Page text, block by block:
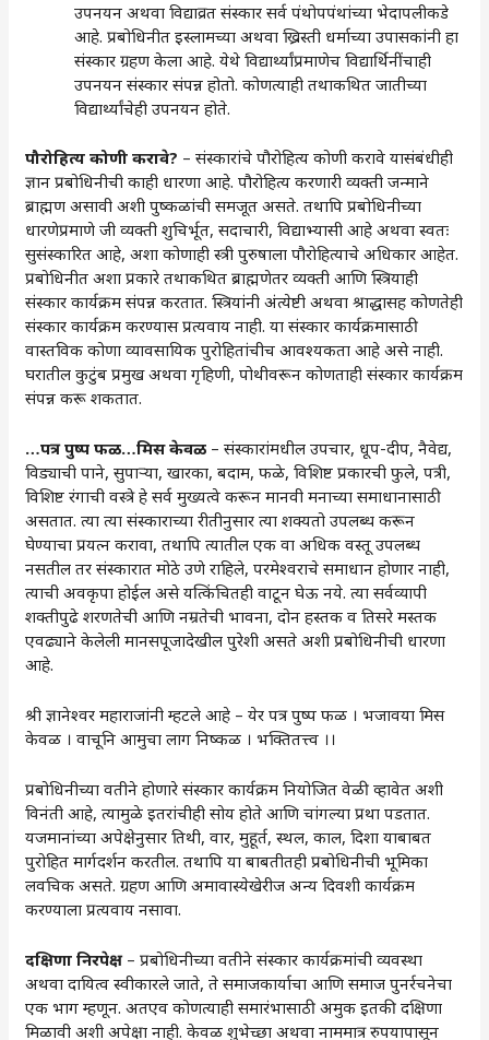
उपनयन अथवा विद्याव्रत संस्कार सर्व पंथोपपंथांच्या भेदापलीकडे
आहे. प्रबोधिनीत इस्लामच्या अथवा ख्रिस्ती धर्माच्या उपासकांनी हा
संस्कार ग्रहण केला आहे. येथे विद्यार्थ्यांप्रमाणेच विद्यार्थिनींचाही
उपनयन संस्कार संपन्न होतो. कोणत्याही तथाकथित जातीच्या
विद्यार्थ्यांचेही उपनयन होते.
पौरोहित्य कोणी करावे? – संस्कारांचे पौरोहित्य कोणी करावे यासंबंधीही
ज्ञान प्रबोधिनीची काही धारणा आहे. पौरोहित्य करणारी व्यक्ती जन्माने
ब्राह्मण असावी अशी पुष्कळांची समजूत असते. तथापि प्रबोधिनीच्या
धारणेप्रमाणे जी व्यक्ती शुचिर्भूत, सदाचारी, विद्याभ्यासी आहे अथवा स्वतः
सुसंस्कारित आहे, अशा कोणाही स्त्री पुरुषाला पौरोहित्याचे अधिकार आहेत.
प्रबोधिनीत अशा प्रकारे तथाकथित ब्राह्मणेतर व्यक्ती आणि स्त्रियाही
संस्कार कार्यक्रम संपन्न करतात. स्त्रियांनी अंत्येष्टी अथवा श्राद्धासह कोणतेही
संस्कार कार्यक्रम करण्यास प्रत्यवाय नाही. या संस्कार कार्यक्रमासाठी
वास्तविक कोणा व्यावसायिक पुरोहितांचीच आवश्यकता आहे असे नाही.
घरातील कुटुंब प्रमुख अथवा गृहिणी, पोथीवरून कोणताही संस्कार कार्यक्रम
संपन्न करू शकतात.
…पत्र पुष्प फळ…मिस केवळ – संस्कारांमधील उपचार, धूप-दीप, नैवेद्य,
विड्याची पाने, सुपाऱ्या, खारका, बदाम, फळे, विशिष्ट प्रकारची फुले, पत्री,
विशिष्ट रंगाची वस्त्रे हे सर्व मुख्यत्वे करून मानवी मनाच्या समाधानासाठी
असतात. त्या त्या संस्काराच्या रीतीनुसार त्या शक्यतो उपलब्ध करून
घेण्याचा प्रयत्न करावा, तथापि त्यातील एक वा अधिक वस्तू उपलब्ध
नसतील तर संस्कारात मोठे उणे राहिले, परमेश्वराचे समाधान होणार नाही,
त्याची अवकृपा होईल असे यत्किंचितही वाटून घेऊ नये. त्या सर्वव्यापी
शक्तीपुढे शरणतेची आणि नम्रतेची भावना, दोन हस्तक व तिसरे मस्तक
एवढ्याने केलेली मानसपूजादेखील पुरेशी असते अशी प्रबोधिनीची धारणा
आहे.
श्री ज्ञानेश्वर महाराजांनी म्हटले आहे – येर पत्र पुष्प फळ । भजावया मिस
केवळ । वाचूनि आमुचा लाग निष्कळ । भक्तितत्त्व ।।
प्रबोधिनीच्या वतीने होणारे संस्कार कार्यक्रम नियोजित वेळी व्हावेत अशी
विनंती आहे, त्यामुळे इतरांचीही सोय होते आणि चांगल्या प्रथा पडतात.
यजमानांच्या अपेक्षेनुसार तिथी, वार, मुहूर्त, स्थल, काल, दिशा याबाबत
पुरोहित मार्गदर्शन करतील. तथापि या बाबतीतही प्रबोधिनीची भूमिका
लवचिक असते. ग्रहण आणि अमावास्येखेरीज अन्य दिवशी कार्यक्रम
करण्याला प्रत्यवाय नसावा.
दक्षिणा निरपेक्ष– प्रबोधिनीच्या वतीने संस्कार कार्यक्रमांची व्यवस्था
अथवा दायित्व स्वीकारले जाते, ते समाजकार्याचा आणि समाज पुनर्रचनेचा
एक भाग म्हणून. अतएव कोणत्याही समारंभासाठी अमुक इतकी दक्षिणा
मिळावी अशी अपेक्षा नाही. केवळ शुभेच्छा अथवा नाममात्र रुपयापासून